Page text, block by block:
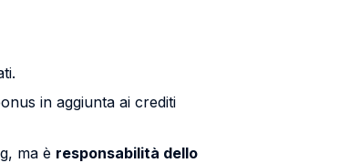
in aggiunta ai crediti
ma è responsabilità dello